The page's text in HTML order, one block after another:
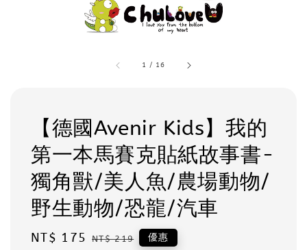
1 / 16
【德國Avenir Kids】我的
第一本馬賽克貼紙故事書-
獨角獸/美人魚/農場動物/
野生動物/恐龍/汽車
Sale
NT$ 175 Regular
NT$ 219 優惠